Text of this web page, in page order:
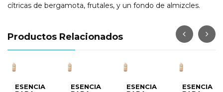
cítricas de bergamota, frutales, y un fondo de almizcles.
Productos Relacionados
ESENCIA
ESENCIA
ESENCIA